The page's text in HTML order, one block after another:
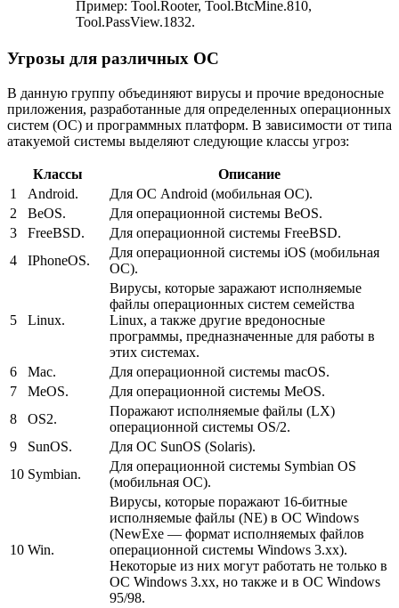
Пример: Tool.Rooter, Tool.BtcMine.810,
Tool.PassView.1832.
Угрозы для различных ОС
В данную группу объединяют вирусы и прочие вредоносные
приложения, разработанные для определенных операционных
систем (ОС) и программных платформ. В зависимости от типа
атакуемой системы выделяют следующие классы угроз:
Классы
Описание
1
Android.
Для ОС Android (мобильная ОС).
2
BeOS.
Для операционной системы BeOS.
3
FreeBSD.
Для операционной системы FreeBSD.
4
IPhoneOS.
Для операционной системы iOS (мобильная
ОС).
5 Linux.
Вирусы, которые заражают исполняемые
файлы операционных систем семейства
Linux, а также другие вредоносные
программы, предназначенные для работы в
этих системах.
6
Mac.
Для операционной системы macOS.
7
MeOS.
Для операционной системы MeOS.
8
OS2.
Поражают исполняемые файлы (LX)
операционной системы OS/2.
9
SunOS.
Для ОС SunOS (Solaris).
10 Symbian.
Для операционной системы Symbian OS
(мобильная ОС).
10 Win.
Вирусы, которые поражают 16-битные
исполняемые файлы (NE) в ОС Windows
(NewExe — формат исполняемых файлов
операционной системы Windows 3.xx).
Некоторые из них могут работать не только в
ОС Windows 3.xx, но также и в ОС Windows
95/98.